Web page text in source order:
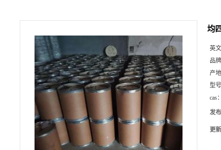
均
英
品
产
型
cas
发
更